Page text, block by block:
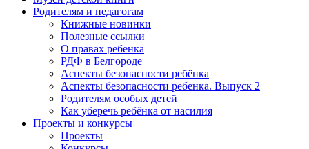
Родителям и педагогам
Книжные новинки
Полезные ссылки
О правах ребенка
РДФ в Белгороде
Аспекты безопасности ребёнка
Аспекты безопасности ребенка. Выпуск 2
Родителям особых детей
Как уберечь ребёнка от насилия
Проекты и конкурсы
Проекты